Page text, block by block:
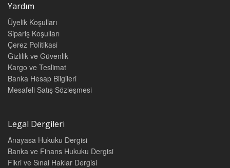
Yardım
Üyelik Koşulları
Sipariş Koşulları
Çerez Politikasi
Gizlilik ve Güvenlik
Kargo ve Teslimat
Banka Hesap Bilgileri
Mesafeli Satış Sözleşmesi
Legal Dergileri
Anayasa Hukuku Dergisi
Banka ve Finans Hukuku Dergisi
Fikri ve Sınai Haklar Dergisi